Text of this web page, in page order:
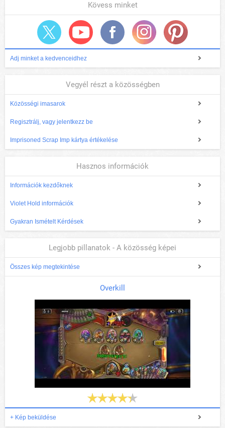
Kövess minket
Adj minket a kedvenceidhez
Vegyél részt a közösségben
Közösségi imasarok
Regisztrálj, vagy jelentkezz be
Imprisoned Scrap Imp kártya értékelése
Hasznos információk
Információk kezdőknek
Violet Hold információk
Gyakran Ismételt Kérdések
Legjobb pillanatok - A közösség képei
Összes kép megtekintése
Overkill
+ Kép beküldése